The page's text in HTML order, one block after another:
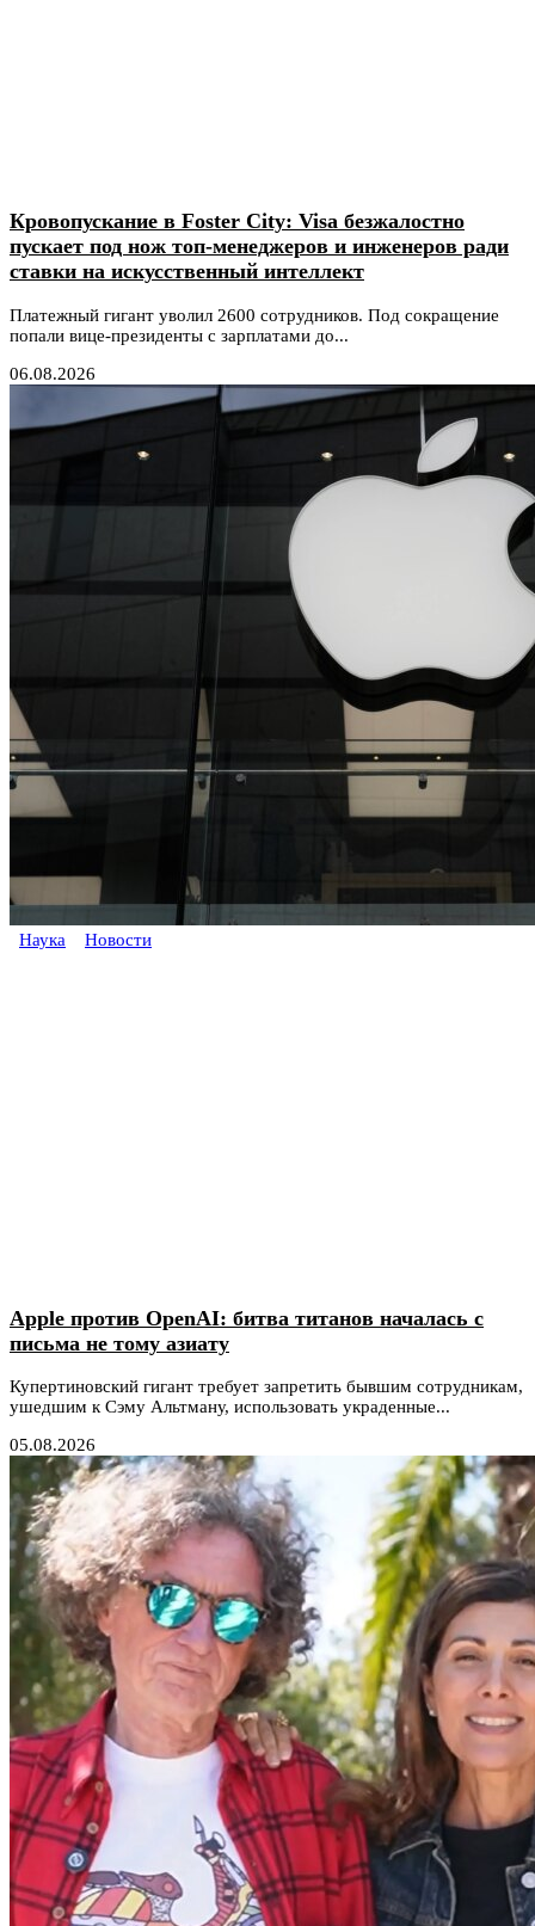
Кровопускание в Foster City: Visa безжалостно
пускает под нож топ-менеджеров и инженеров ради
ставки на искусственный интеллект
Платежный гигант уволил 2600 сотрудников. Под сокращение
попали вице-президенты с зарплатами до...
06.08.2026
Наука Новости
Apple против OpenAI: битва титанов началась с
письма не тому азиату
Купертиновский гигант требует запретить бывшим сотрудникам,
ушедшим к Сэму Альтману, использовать украденные...
05.08.2026